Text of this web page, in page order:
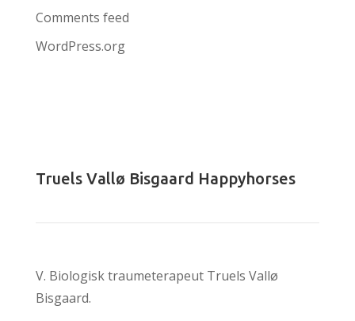
Comments feed
WordPress.org
Truels Vallø Bisgaard Happyhorses
V. Biologisk traumeterapeutTruels Vallø
Bisgaard.